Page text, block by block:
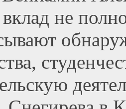
не